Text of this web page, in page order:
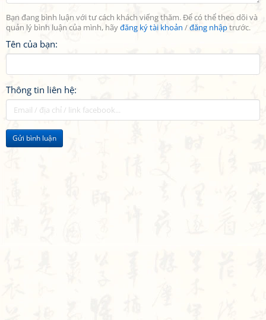
Bạn đang bình luận với tư cách khách viếng thăm. Để có thể theo dõi và
quản lý bình luận của mình, hãyđăng ký tài khoản /đăng nhậptrước.
Tên của bạn:
Thông tin liên hệ:
Gửi bình luận